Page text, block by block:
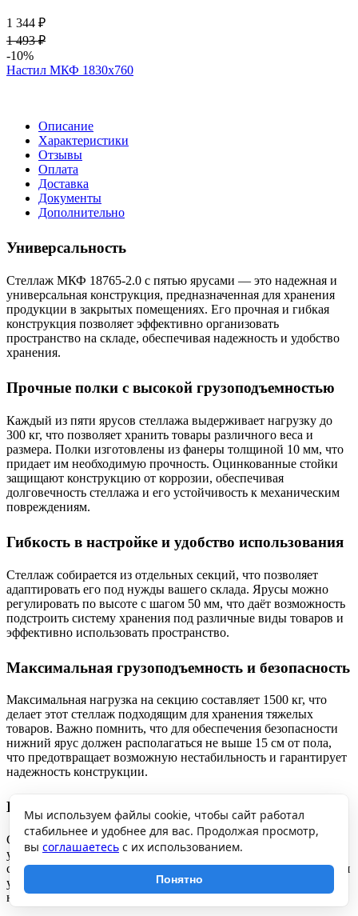
1 344 ₽
1 493 ₽
-10%
Настил МКФ 1830х760
Описание
Характеристики
Отзывы
Оплата
Доставка
Документы
Дополнительно
Универсальность
Стеллаж МКФ 18765-2.0 с пятью ярусами — это надежная и
универсальная конструкция, предназначенная для хранения
продукции в закрытых помещениях. Его прочная и гибкая
конструкция позволяет эффективно организовать
пространство на складе, обеспечивая надежность и удобство
хранения.
Прочные полки с высокой грузоподъемностью
Каждый из пяти ярусов стеллажа выдерживает нагрузку до
300 кг, что позволяет хранить товары различного веса и
размера. Полки изготовлены из фанеры толщиной 10 мм, что
придает им необходимую прочность. Оцинкованные стойки
защищают конструкцию от коррозии, обеспечивая
долговечность стеллажа и его устойчивость к механическим
повреждениям.
Гибкость в настройке и удобство использования
Стеллаж собирается из отдельных секций, что позволяет
адаптировать его под нужды вашего склада. Ярусы можно
регулировать по высоте с шагом 50 мм, что даёт возможность
подстроить систему хранения под различные виды товаров и
эффективно использовать пространство.
Максимальная грузоподъемность и безопасность
Максимальная нагрузка на секцию составляет 1500 кг, что
делает этот стеллаж подходящим для хранения тяжелых
товаров. Важно помнить, что для обеспечения безопасности
нижний ярус должен располагаться не выше 15 см от пола,
что предотвращает возможную нестабильность и гарантирует
надежность конструкции.
Простота сборки и доукомплектовка
Стеллаж поставляется в разобранном виде, что значительно
упрощает транспортировку и сборку. Также, конструкция
стеллажа позволяет доукомплектовывать его аксессуарами для
улучшения функциональности и адаптации под конкретные
нужды.
Мы используем файлы cookie, чтобы сайт работал
стабильнее и удобнее для вас. Продолжая просмотр,
вы соглашаетесь с их использованием.
Понятно